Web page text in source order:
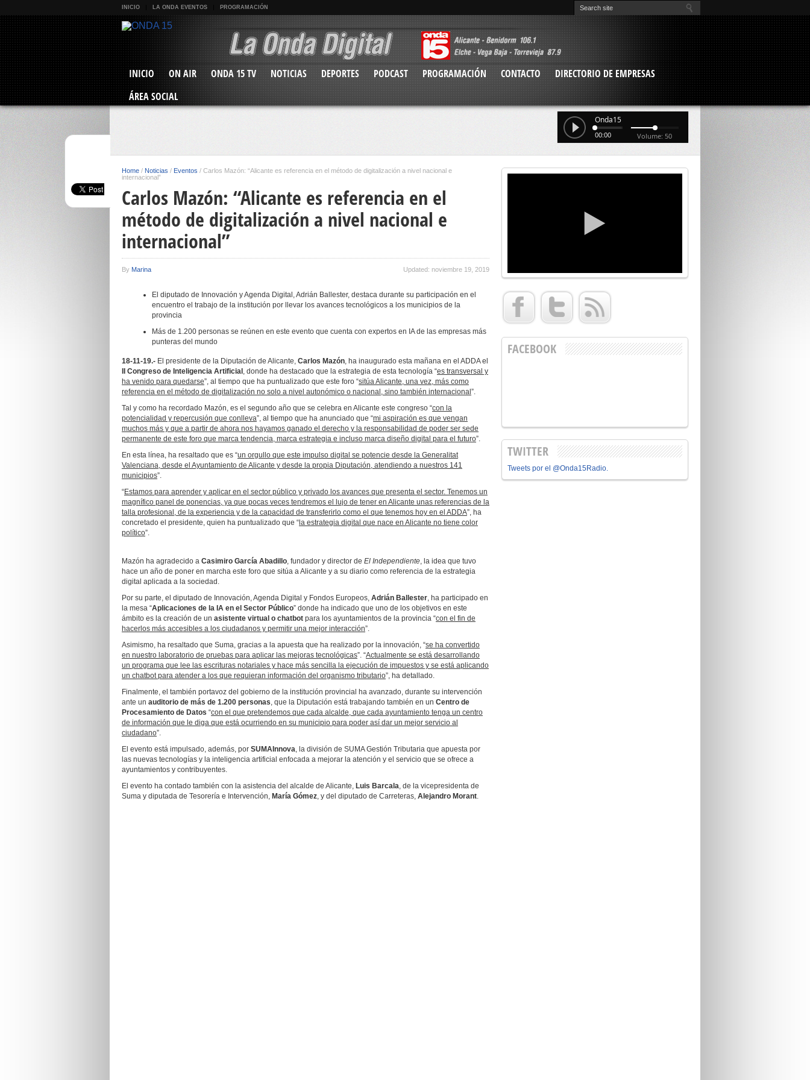
INICIO LA ONDA EVENTOS PROGRAMACIÓN
INICIO ON AIR ONDA 15 TV NOTICIAS DEPORTES PODCAST PROGRAMACIÓN CONTACTO
DIRECTORIO DE EMPRESAS
ÁREA SOCIAL
Onda15
00:00 Volume: 50
Home / Noticias / Eventos / Carlos Mazón: “Alicante es referencia en el método de digitalización a nivel nacional e
internacional”
Carlos Mazón: “Alicante es referencia en el
método de digitalización a nivel nacional e
internacional”
By Marina Updated: noviembre 19, 2019
El diputado de Innovación y Agenda Digital, Adrián Ballester, destaca durante su participación en el
encuentro el trabajo de la institución por llevar los avances tecnológicos a los municipios de la
provincia
Más de 1.200 personas se reúnen en este evento que cuenta con expertos en IA de las empresas más
punteras del mundo
18-11-19.- El presidente de la Diputación de Alicante, Carlos Mazón, ha inaugurado esta mañana en el ADDA el
II Congreso de Inteligencia Artificial , donde ha destacado que la estrategia de esta tecnología “es transversal y
ha venido para quedarse”, al tiempo que ha puntualizado que este foro “sitúa Alicante, una vez, más como
referencia en el método de digitalización no solo a nivel autonómico o nacional, sino también internacional ”.
Tal y como ha recordado Mazón, es el segundo año que se celebra en Alicante este congreso “con la
potencialidad y repercusión que conlleva”, al tiempo que ha anunciado que “mi aspiración es que vengan
muchos más y que a partir de ahora nos hayamos ganado el derecho y la responsabilidad de poder ser sede
permanente de este foro que marca tendencia, marca estrategia e incluso marca diseño digital para el futuro”.
En esta línea, ha resaltado que es “un orgullo que este impulso digital se potencie desde la Generalitat
Valenciana, desde el Ayuntamiento de Alicante y desde la propia Diputación, atendiendo a nuestros 141
municipios”.
“Estamos para aprender y aplicar en el sector público y privado los avances que presenta el sector. Tenemos un
magnífico panel de ponencias, ya que pocas veces tendremos el lujo de tener en Alicante unas referencias de la
talla profesional, de la experiencia y de la capacidad de transferirlo como el que tenemos hoy en el ADDA”, ha
concretado el presidente, quien ha puntualizado que “ la estrategia digital que nace en Alicante no tiene color
político”.
Mazón ha agradecido a Casimiro García Abadillo, fundador y director de El Independiente, la idea que tuvo
hace un año de poner en marcha este foro que sitúa a Alicante y a su diario como referencia de la estrategia
digital aplicada a la sociedad.
Por su parte, el diputado de Innovación, Agenda Digital y Fondos Europeos, Adrián Ballester, ha participado en
la mesa “Aplicaciones de la IA en el Sector Público” donde ha indicado que uno de los objetivos en este
ámbito es la creación de un asistente virtual o chatbot para los ayuntamientos de la provincia “con el fin de
hacerlos más accesibles a los ciudadanos y permitir una mejor interacción”.
Asimismo, ha resaltado que Suma, gracias a la apuesta que ha realizado por la innovación, “se ha convertido
en nuestro laboratorio de pruebas para aplicar las mejoras tecnológicas”. “Actualmente se está desarrollando
un programa que lee las escrituras notariales y hace más sencilla la ejecución de impuestos y se está aplicando
un chatbot para atender a los que requieran información del organismo tributario”, ha detallado.
Finalmente, el también portavoz del gobierno de la institución provincial ha avanzado, durante su intervención
ante un auditorio de más de 1.200 personas, que la Diputación está trabajando también en un Centro de
Procesamiento de Datos “con el que pretendemos que cada alcalde, que cada ayuntamiento tenga un centro
de información que le diga que está ocurriendo en su municipio para poder así dar un mejor servicio al
ciudadano”.
El evento está impulsado, además, por SUMAInnova, la división de SUMA Gestión Tributaria que apuesta por
las nuevas tecnologías y la inteligencia artificial enfocada a mejorar la atención y el servicio que se ofrece a
ayuntamientos y contribuyentes.
El evento ha contado también con la asistencia del alcalde de Alicante, Luis Barcala, de la vicepresidenta de
Suma y diputada de Tesorería e Intervención, María Gómez, y del diputado de Carreteras, Alejandro Morant.
FACEBOOK
TWITTER
Tweets por el @Onda15Radio.